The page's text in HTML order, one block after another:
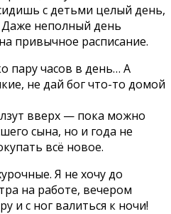
с детьми целый день,
неполный день
привычное расписание.
пару часов в день… А
не дай бог что-то домой
вверх — пока можно
сына, но и года не
всё новое.
Я не хочу до
на работе, вечером
и с ног валиться к ночи!